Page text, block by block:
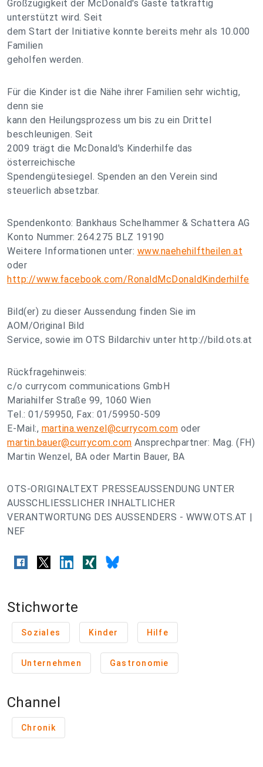
Großzügigkeit der McDonald's Gäste tatkräftig
unterstützt wird. Seit
dem Start der Initiative konnte bereits mehr als 10.000
Familien
geholfen werden.
Für die Kinder ist die Nähe ihrer Familien sehr wichtig,
denn sie
kann den Heilungsprozess um bis zu ein Drittel
beschleunigen. Seit
2009 trägt die McDonald's Kinderhilfe das
österreichische
Spendengütesiegel. Spenden an den Verein sind
steuerlich absetzbar.
Spendenkonto: Bankhaus Schelhammer & Schattera AG
Konto Nummer: 264.275 BLZ 19190
Weitere Informationen unter: www.naehehilftheilen.at
oder
http://www.facebook.com/RonaldMcDonaldKinderhilfe
Bild(er) zu dieser Aussendung finden Sie im
AOM/Original Bild
Service, sowie im OTS Bildarchiv unter http://bild.ots.at
Rückfragehinweis:
c/o currycom communications GmbH
Mariahilfer Straße 99, 1060 Wien
Tel.: 01/59950, Fax: 01/59950-509
E-Mail:, martina.wenzel@currycom.com oder
martin.bauer@currycom.com Ansprechpartner: Mag. (FH)
Martin Wenzel, BA oder Martin Bauer, BA
OTS-ORIGINALTEXT PRESSEAUSSENDUNG UNTER
AUSSCHLIESSLICHER INHALTLICHER
VERANTWORTUNG DES AUSSENDERS - WWW.OTS.AT |
NEF
Stichworte
Soziales Kinder Hilfe
Unternehmen Gastronomie
Channel
Chronik